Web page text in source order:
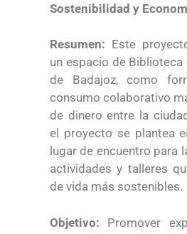
Sostenibilidad y
Resumen: Este
un espacio de Biblioteca
de Badajoz, como
consumo colaborativo
de dinero entre la
el proyecto se plantea
lugar de encuentro para
actividades y talleres
de vida más sostenibles.
Objetivo: Promover